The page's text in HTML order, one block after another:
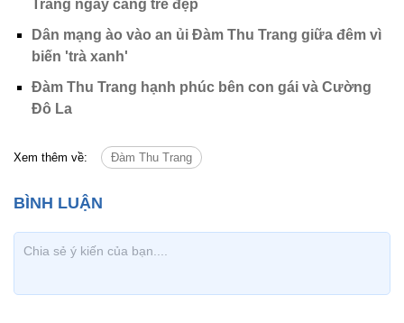
Trang ngày càng trẻ đẹp
Dân mạng ào vào an ủi Đàm Thu Trang giữa đêm vì
biến 'trà xanh'
Đàm Thu Trang hạnh phúc bên con gái và Cường
Đô La
Xem thêm về: Đàm Thu Trang